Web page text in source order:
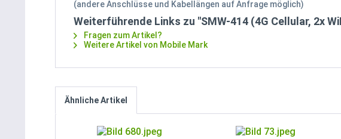
(andere Anschlüsse und Kabellängen auf Anfrage möglich)
Weiterführende Links zu "SMW-414 (4G Cellular, 2x
Fragen zum Artikel?
Weitere Artikel von Mobile Mark
Ähnliche Artikel